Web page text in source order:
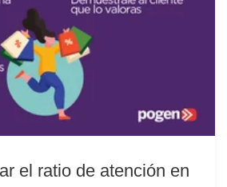
el ratio de atención en